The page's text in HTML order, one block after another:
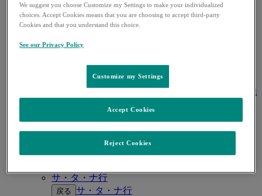
キイトルーダ®（腎細胞癌）
キイトルーダ®（尿路上皮癌）
キイトルーダ®（子宮体癌）
キイトルーダ®（子宮頸癌）
キイトルーダ®（古典的ホジキンリンパ
腫）
キイトルーダ®（原発性縦隔大細胞型B細胞
キイトルーダ®（MSI-High固形癌）
キイトルーダ®（TMB-High固形癌）
キャップバックス®
サ・タ・ナ行
戻る サ・タ・ナ行
We suggest you choose Customize my Settings to make your individualized
choices. Accept Cookies means that you are choosing to accept third-party
Cookies and that you understand this choice.
See our Privacy Policy
Customize my Settings
Reject Cookies
Accept Cookies